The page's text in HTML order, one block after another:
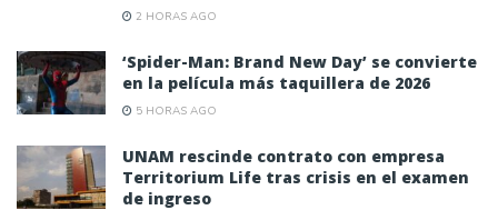
2 HORAS AGO
‘Spider-Man: Brand New Day’ se convierte
en la película más taquillera de 2026
5 HORAS AGO
UNAM rescinde contrato con empresa
Territorium Life tras crisis en el examen
de ingreso